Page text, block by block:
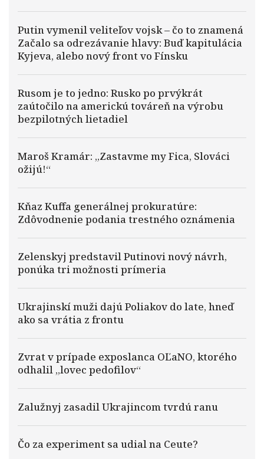
Putin vymenil veliteľov vojsk – čo to znamená
Začalo sa odrezávanie hlavy: Buď kapitulácia
Kyjeva, alebo nový front vo Fínsku
Rusom je to jedno: Rusko po prvýkrát
zaútočilo na americkú továreň na výrobu
bezpilotných lietadiel
Maroš Kramár: „Zastavme my Fica, Slováci
ožijú!“
Kňaz Kuffa generálnej prokuratúre:
Zdôvodnenie podania trestného oznámenia
Zelenskyj predstavil Putinovi nový návrh,
ponúka tri možnosti prímeria
Ukrajinskí muži dajú Poliakov do late, hneď
ako sa vrátia z frontu
Zvrat v prípade exposlanca OĽaNO, ktorého
odhalil „lovec pedofilov“
Zalužnyj zasadil Ukrajincom tvrdú ranu
Čo za experiment sa udial na Ceute?